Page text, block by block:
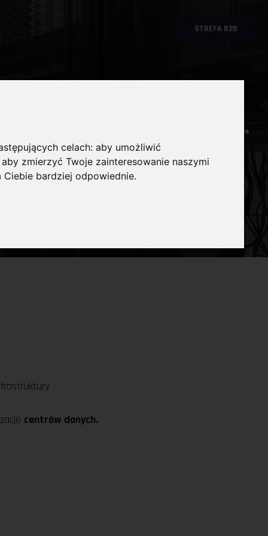
celach:aby umożliwić
aby zmierzyć Twoje zainteresowanie naszymi
bardziej odpowiednie.
STREFA B2B
centrów danych.